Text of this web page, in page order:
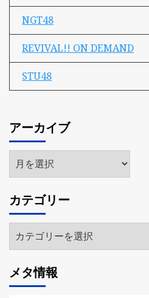
NGT48
REVIVAL!! ON DEMAND
STU48
アーカイブ
ア
ー
イ
ブ
カテゴリー
テ
リ
ー
メタ情報